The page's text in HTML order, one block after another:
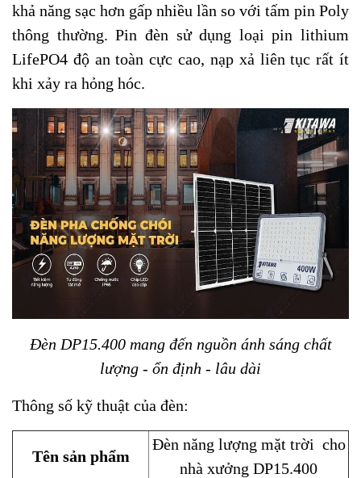
khả năng sạc hơn gấp nhiều lần so với tấm pin Poly
thông thường. Pin đèn sử dụng loại pin lithium
LifePO4 độ an toàn cực cao, nạp xả liên tục rất ít
khi xảy ra hỏng hóc.
Đèn DP15.400 mang đến nguồn ánh sáng chất
lượng - ổn định - lâu dài
Thông số kỹ thuật của đèn:
Tên sản phẩm
Đèn năng lượng mặt trời cho
nhà xưởng DP15.400